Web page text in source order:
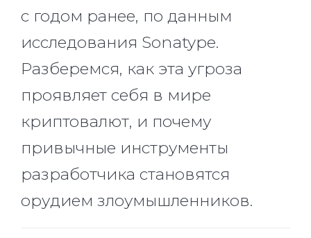
с годом ранее, по данным
исследования Sonatype.
Разберемся, как эта угроза
проявляет себя в мире
криптовалют, и почему
привычные инструменты
разработчика становятся
орудием злоумышленников.